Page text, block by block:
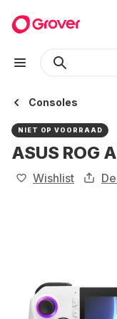
Consoles
NIET OP VOORRAAD
ASUS ROG
Wishlist